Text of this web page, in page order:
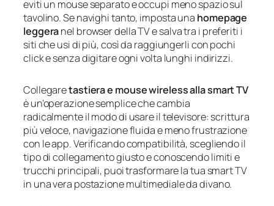
eviti un mouse separato e occupi meno spazio sul
tavolino. Se navighi tanto, imposta una homepage
leggeranel browser della TV e salva tra i preferiti i
siti che usi di più, così da raggiungerli con pochi
click e senza digitare ogni volta lunghi indirizzi.
Collegaretastiera e mouse wireless alla smart TV
è un’operazione semplice che cambia
radicalmente il modo di usare il televisore: scrittura
più veloce, navigazione fluida e meno frustrazione
con le app. Verificando compatibilità, scegliendo il
tipo di collegamento giusto e conoscendo limiti e
trucchi principali, puoi trasformare la tua smart TV
in una vera postazione multimediale da divano.